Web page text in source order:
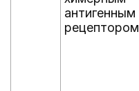
антигенным